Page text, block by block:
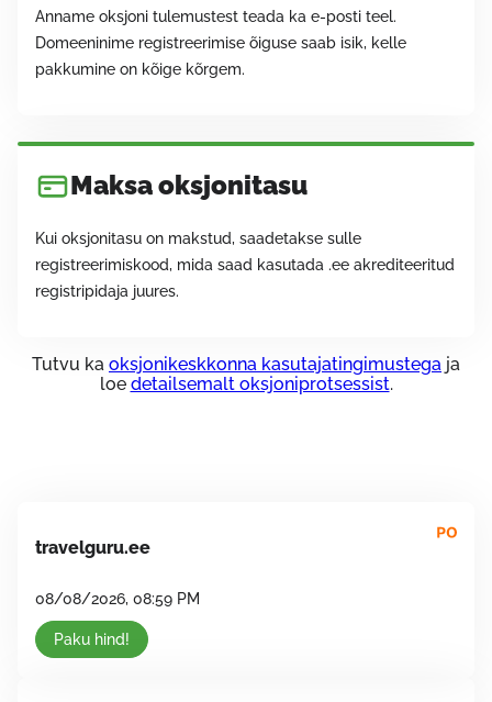
Anname oksjoni tulemustest teada ka e-posti teel.
Domeeninime registreerimise õiguse saab isik, kelle
pakkumine on kõige kõrgem.
Maksa oksjonitasu
Kui oksjonitasu on makstud, saadetakse sulle
registreerimiskood, mida saad kasutada .ee akrediteeritud
registripidaja juures.
Tutvu ka oksjonikeskkonna kasutajatingimustega ja
loe detailsemalt oksjoniprotsessist.
travelguru.ee
08/08/2026, 08:59 PM
Paku hind!